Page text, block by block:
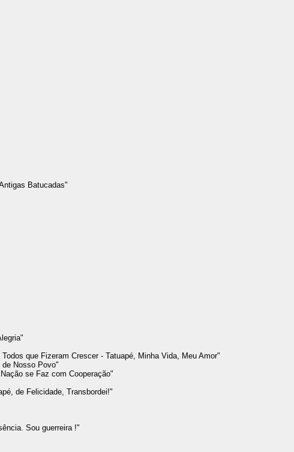
Batucadas"
que Fizeram Crescer - Tatuapé, Minha Vida, Meu Amor"
Nosso Povo"
se Faz com Cooperação"
de Felicidade, Transbordei!"
Sou guerreira !"